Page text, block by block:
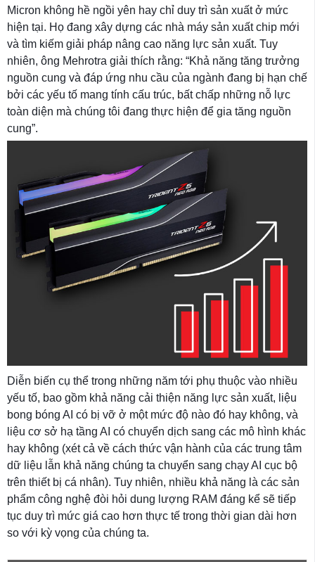
Micron không hề ngồi yên hay chỉ duy trì sản xuất ở mức
hiện tại. Họ đang xây dựng các nhà máy sản xuất chip mới
và tìm kiếm giải pháp nâng cao năng lực sản xuất. Tuy
nhiên, ông Mehrotra giải thích rằng: “Khả năng tăng trưởng
nguồn cung và đáp ứng nhu cầu của ngành đang bị hạn chế
bởi các yếu tố mang tính cấu trúc, bất chấp những nỗ lực
toàn diện mà chúng tôi đang thực hiện để gia tăng nguồn
cung”.
Diễn biến cụ thể trong những năm tới phụ thuộc vào nhiều
yếu tố, bao gồm khả năng cải thiện năng lực sản xuất, liệu
bong bóng AI có bị vỡ ở một mức độ nào đó hay không, và
liệu cơ sở hạ tầng AI có chuyển dịch sang các mô hình khác
hay không (xét cả về cách thức vận hành của các trung tâm
dữ liệu lẫn khả năng chúng ta chuyển sang chạy AI cục bộ
trên thiết bị cá nhân). Tuy nhiên, nhiều khả năng là các sản
phẩm công nghệ đòi hỏi dung lượng RAM đáng kể sẽ tiếp
tục duy trì mức giá cao hơn thực tế trong thời gian dài hơn
so với kỳ vọng của chúng ta.